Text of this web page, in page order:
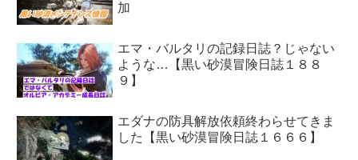
加
エマ・バルタリの記録日誌？じゃない
ような…【黒い砂漠冒険日誌１８８
９】
エダナの防具解放依頼終わらせてきま
した【黒い砂漠冒険日誌１６６６】